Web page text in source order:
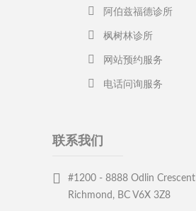
阿伯兹福德诊所
枫树林诊所
网站预约服务
电话问询服务
联系我们
#1200 - 8888 Odlin Crescent
Richmond, BC V6X 3Z8